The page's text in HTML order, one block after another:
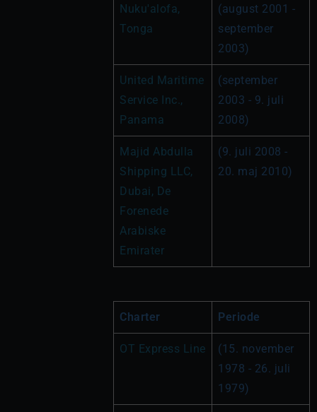
Nuku'alofa,
Tonga
(august 2001 -
september
2003)
United Maritime
Service Inc.,
Panama
(september
2003 - 9. juli
2008)
Majid Abdulla
Shipping LLC,
Dubai, De
Forenede
Arabiske
Emirater
(9. juli 2008 -
20. maj 2010)
Charter Periode
OT Express Line
(15. november
1978 - 26. juli
1979)